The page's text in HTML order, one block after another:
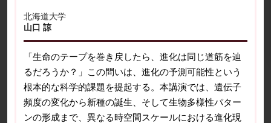
北海道大学
山口 諒
「生命のテープを巻き戻したら、進化は同じ道筋を辿
るだろうか？」この問いは、進化の予測可能性という
根本的な科学的課題を提起する。本講演では、遺伝子
頻度の変化から新種の誕生、そして生物多様性パター
ンの形成まで、異なる時空間スケールにおける進化現